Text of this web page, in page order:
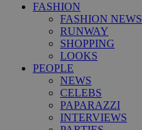
FASHION
FASHION NEWS
RUNWAY
SHOPPING
LOOKS
PEOPLE
NEWS
CELEBS
PAPARAZZI
INTERVIEWS